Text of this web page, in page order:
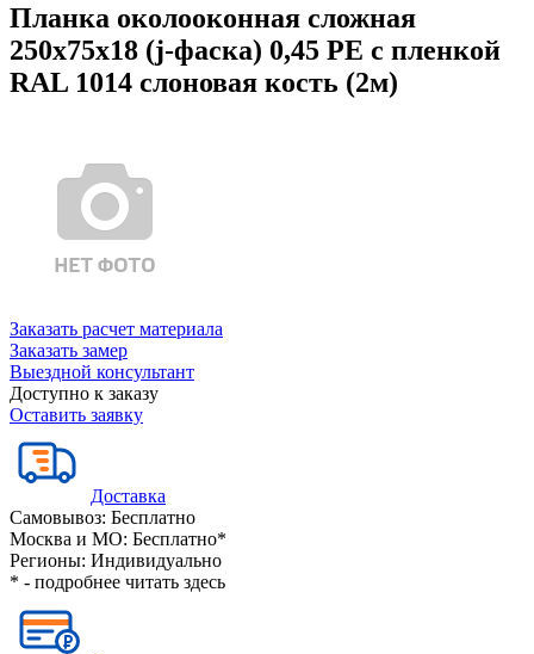
Планка околооконная сложная
250х75х18 (j-фаска) 0,45 PE с пленкой
RAL 1014 слоновая кость (2м)
Заказать расчет материала
Заказать замер
Выездной консультант
Доступно к заказу
Оставить заявку
Доставка
Самовывоз: Бесплатно
Москва и МО: Бесплатно*
Регионы: Индивидуально
* - подробнее читать здесь